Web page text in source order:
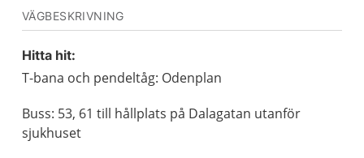
VÄGBESKRIVNING
Hitta hit:
T-bana och pendeltåg: Odenplan
Buss: 53, 61 till hållplats på Dalagatan utanför
sjukhuset